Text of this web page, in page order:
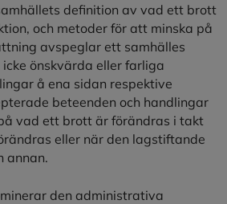
definition av vad ett brott
och metoder för att minska på
avspeglar ett samhälles
önskvärda eller farliga
å ena sidan respektive
beteenden och handlingar
vad ett brott är förändras i takt
eller när den lagstiftande
annan.
den administrativa